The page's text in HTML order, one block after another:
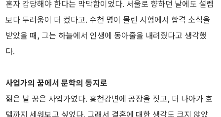
혼자 감당해야 한다는 막막함이었다. 서울로 향하던 날에도 설렘
보다 두려움이 더 컸다고. 수천 명이 몰린 시험에서 합격 소식을
받았을 때, 그는 하늘에서 인생에 동아줄을 내려줬다고 생각했
다.
사업가의 꿈에서 문학의 동지로
젊은 날 꿈은 사업가였다. 홍천강변에 공장을 짓고, 더 나아가 호
텔까지 세워보고 싶었다. 그래서 결혼에 대한 생각도 크지 않았